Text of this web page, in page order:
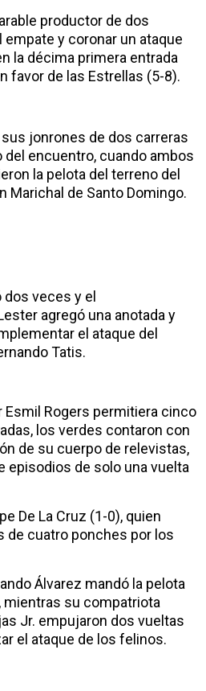
productor de dos
y coronar un ataque
la décima primera entrada
favor de las Estrellas (5-8).
jonrones de dos carreras
encuentro, cuando ambos
la pelota del terreno del
Marichal de Santo Domingo.
veces y el
agregó una anotada y
el ataque del
Tatis.
Esmil Rogers permitiera cinco
los verdes contaron con
de su cuerpo de relevistas,
episodios de solo una vuelta
De La Cruz (1-0), quien
de cuatro ponches por los
Álvarez mandó la pelota
mientras su compatriota
Jr. empujaron dos vueltas
el ataque de los felinos.